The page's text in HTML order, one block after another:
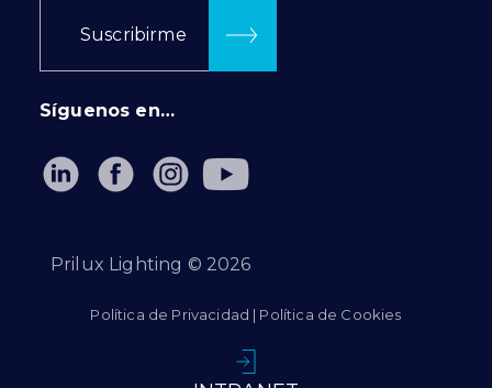
Suscribirme
Síguenos en…
Prilux Lighting © 2026
Política de Privacidad | Política de Cookies